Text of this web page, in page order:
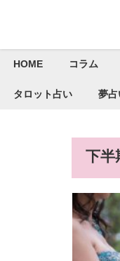
HOME コラム
タロット占い 夢占
下半